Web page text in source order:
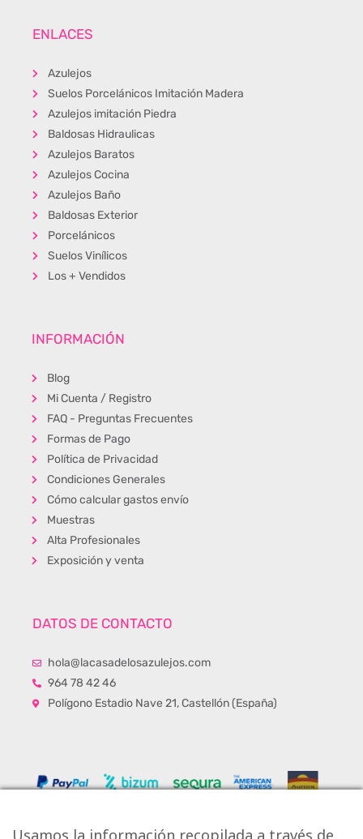
ENLACES
Azulejos
Suelos Porcelánicos Imitación Madera
Azulejos imitación Piedra
Baldosas Hidraulicas
Azulejos Baratos
Azulejos Cocina
Azulejos Baño
Baldosas Exterior
Porcelánicos
Suelos Vinílicos
Los + Vendidos
INFORMACIÓN
Blog
Mi Cuenta / Registro
FAQ - Preguntas Frecuentes
Formas de Pago
Política de Privacidad
Condiciones Generales
Cómo calcular gastos envío
Muestras
Alta Profesionales
Exposición y venta
DATOS DE CONTACTO
hola@lacasadelosazulejos.com
964 78 42 46
Polígono Estadio Nave 21, Castellón (España)
Usamos la información recopilada a través de